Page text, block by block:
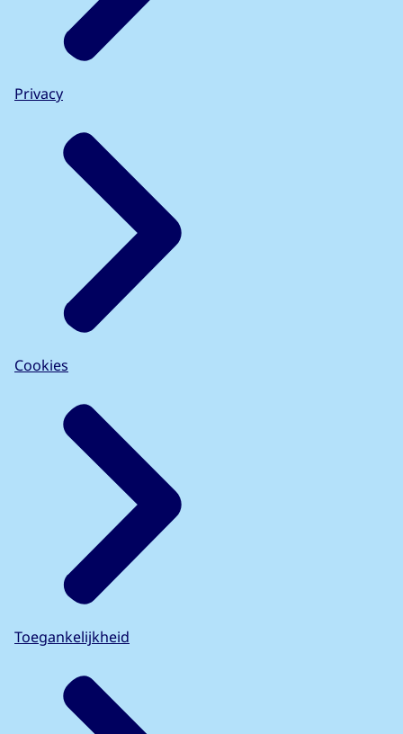
Privacy
Cookies
Toegankelijkheid